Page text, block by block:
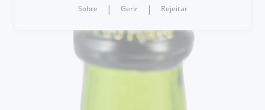
Sobre | Gerir | Rejeitar